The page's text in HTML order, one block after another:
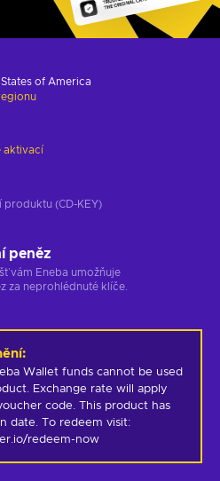
of America
aktivací
(CD-KEY)
peněz
vám Eneba umožňuje
za neprohlédnuté klíče.
:
Wallet funds cannot be used
Exchange rate will apply
code. This product has
date. To redeem visit:
redeem-now